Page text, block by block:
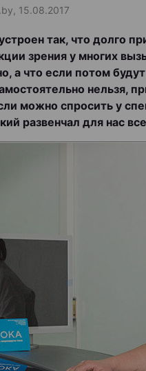
15.08.2017
так, что долго
зрения у многих
а что если потом
нельзя,
можно спросить у
развенчал для нас